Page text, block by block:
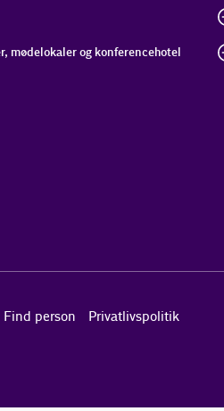
mødelokaler og konferencehotel
Find person Privatlivspolitik